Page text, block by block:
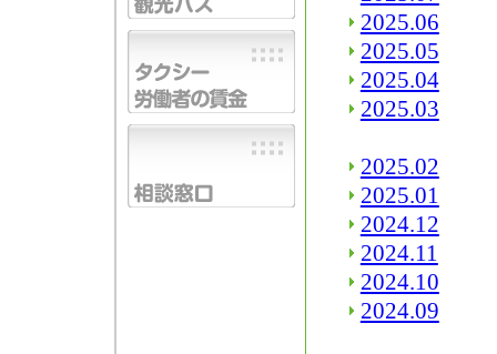
2025.06
2025.05
2025.04
2025.03
2025.02
2025.01
2024.12
2024.11
2024.10
2024.09